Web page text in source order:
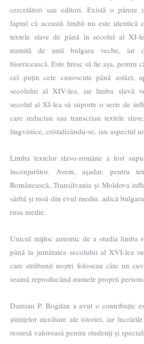
cercetători sau editori. Există o părere
faptul că această limbă nu este identică
textele slave de până în secolul al XI-
numită de unii bulgara veche, iar
bisericească. Este firesc să fie așa, pentru
cel puțin cele cunoscute până astăzi,
secolului al XIV-lea, iar limba slavă
secolul al XI-lea să suporte o serie de
care redactau sau transcriau textele
lingvistice, cristalizându-se, iau aspectul
Limba textelor slavo-române a fost
înconjurător. Avem, așadar, pentru
Românească, Transilvania și Moldova
sârbă și rusă din evul mediu, adică
rusa medie.
Unicul mijloc autentic de a studia limba
până la jumătatea secolului al XVI-lea
care străbunii noștri foloseau câte un
seamă reproducând numele proprii
Damian P. Bogdan a avut o contribuție
științelor auxiliare ale istoriei, iar
resursă valoroasă pentru studenți și